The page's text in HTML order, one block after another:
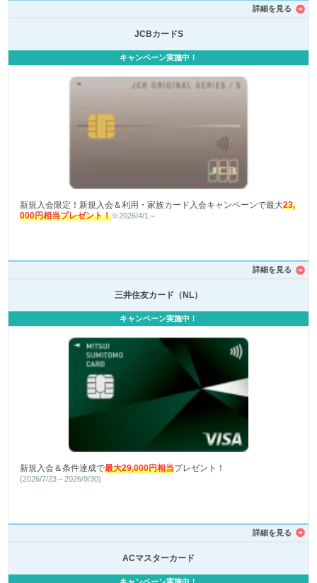
詳細を見る
JCBカードS
新規入会限定！新規入会＆利用・家族カード入会キャンペーンで最大23,
000円相当プレゼント！※2026/4/1～
キャンペーン実施中！
詳細を見る
三井住友カード（NL）
新規入会＆条件達成で最大29,000円相当プレゼント！
(2026/7/23～2026/9/30)
キャンペーン実施中！
詳細を見る
ACマスターカード